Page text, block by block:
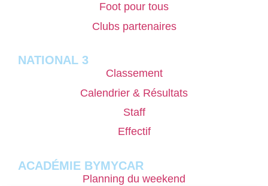
Foot pour tous
Clubs partenaires
NATIONAL 3
Classement
Calendrier & Résultats
Staff
Effectif
ACADÉMIE BYMYCAR
Planning du weekend